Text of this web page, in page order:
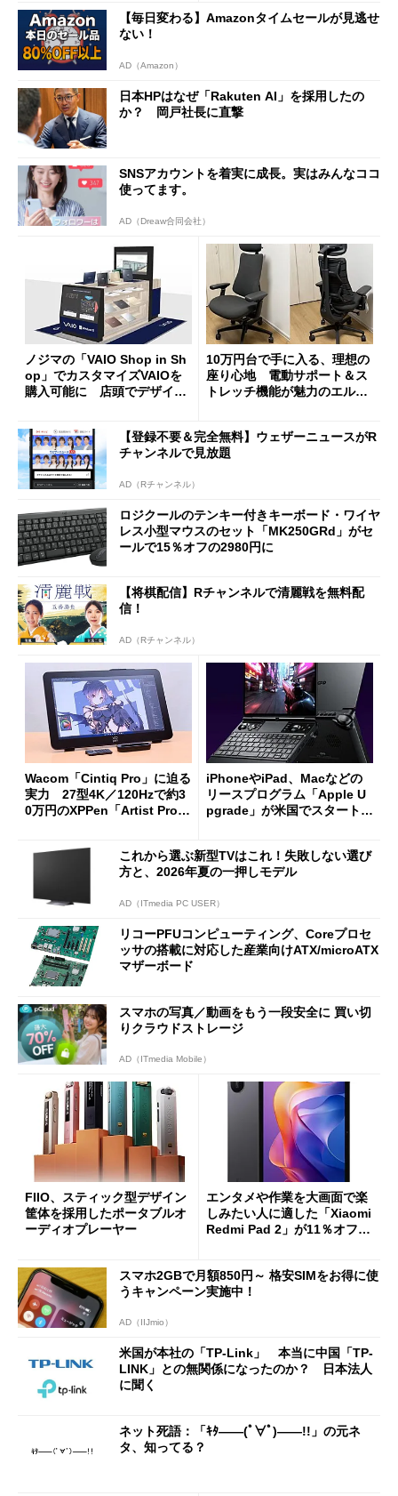
【毎日変わる】Amazonタイムセールが見逃せ
ない！
AD（Amazon）
日本HPはなぜ「Rakuten AI」を採用したの
か？ 岡戸社長に直撃
SNSアカウントを着実に成長。実はみんなココ
使ってます。
AD（Dreaw合同会社）
ノジマの「VAIO Shop in Sh
op」でカスタマイズVAIOを
購入可能に 店頭でデザイン
10万円台で手に入る、理想の
座り心地 電動サポート＆ス
トレッチ機能が魅力のエルゴ
【登録不要＆完全無料】ウェザーニュースがR
チャンネルで見放題
AD（Rチャンネル）
ロジクールのテンキー付きキーボード・ワイヤ
レス小型マウスのセット「MK250GRd」がセ
ールで15％オフの2980円に
【将棋配信】Rチャンネルで清麗戦を無料配
信！
AD（Rチャンネル）
Wacom「Cintiq Pro」に迫る
実力 27型4K／120Hzで約3
0万円のXPPen「Artist Pro 2
iPhoneやiPad、Macなどの
リースプログラム「Apple U
pgrade」が米国でスタート／
ut」が明...
これから選ぶ新型TVはこれ！失敗しない選び
方と、2026年夏の一押しモデル
AD（ITmedia PC USER）
リコーPFUコンピューティング、Coreプロセ
ッサの搭載に対応した産業向けATX/microATX
マザーボード
スマホの写真／動画をもう一段安全に 買い切
りクラウドストレージ
AD（ITmedia Mobile）
FIIO、スティック型デザイン
筐体を採用したポータブルオ
ーディオプレーヤー
エンタメや作業を大画面で楽
しみたい人に適した「Xiaomi
Redmi Pad 2」が11％オフの
スマホ2GBで月額850円～ 格安SIMをお得に使
うキャンペーン実施中！
AD（IIJmio）
米国が本社の「TP-Link」 本当に中国「TP-
LINK」との無関係になったのか？ 日本法人
に聞く
ネット死語：「ｷﾀ――(ﾟ∀ﾟ)――!!」の元ネ
タ、知ってる？